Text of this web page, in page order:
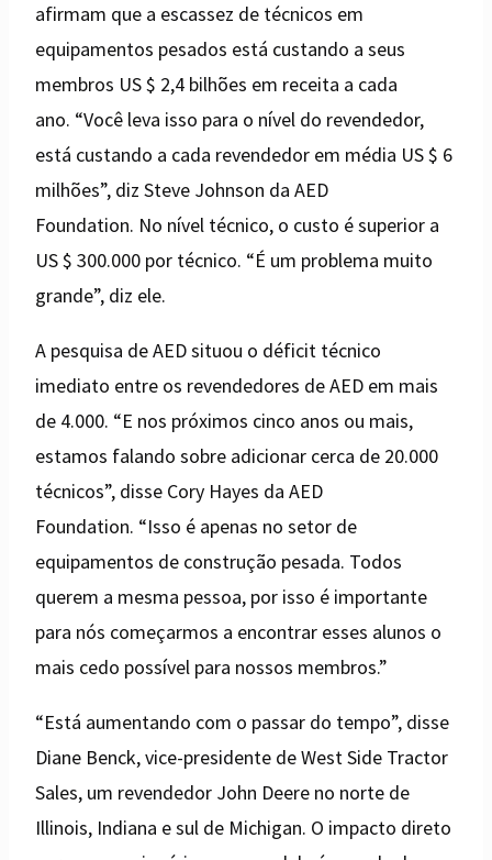
afirmam que a escassez de técnicos em
equipamentos pesados ​​está custando a seus
membros US $ 2,4 bilhões em receita a cada
ano. “Você leva isso para o nível do revendedor,
está custando a cada revendedor em média US $ 6
milhões”, diz Steve Johnson da AED
Foundation. No nível técnico, o custo é superior a
US $ 300.000 por técnico. “É um problema muito
grande”, diz ele.
A pesquisa de AED situou o déficit técnico
imediato entre os revendedores de AED em mais
de 4.000. “E nos próximos cinco anos ou mais,
estamos falando sobre adicionar cerca de 20.000
técnicos”, disse Cory Hayes da AED
Foundation. “Isso é apenas no setor de
equipamentos de construção pesada. Todos
querem a mesma pessoa, por isso é importante
para nós começarmos a encontrar esses alunos o
mais cedo possível para nossos membros.”
“Está aumentando com o passar do tempo”, disse
Diane Benck, vice-presidente de West Side Tractor
Sales, um revendedor John Deere no norte de
Illinois, Indiana e sul de Michigan. O impacto direto